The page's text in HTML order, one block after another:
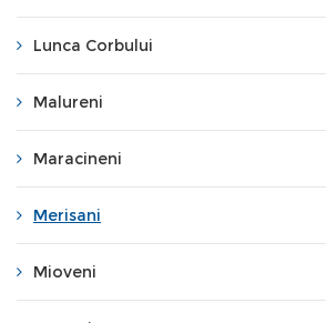
Lunca Corbului
Malureni
Maracineni
Merisani
Mioveni